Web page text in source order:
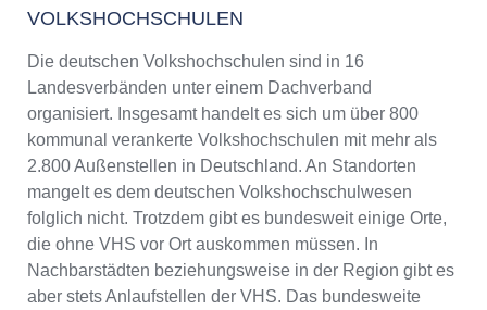
VOLKSHOCHSCHULEN
Die deutschen Volkshochschulen sind in 16
Landesverbänden unter einem Dachverband
organisiert. Insgesamt handelt es sich um über 800
kommunal verankerte Volkshochschulen mit mehr als
2.800 Außenstellen in Deutschland. An Standorten
mangelt es dem deutschen Volkshochschulwesen
folglich nicht. Trotzdem gibt es bundesweit einige Orte,
die ohne VHS vor Ort auskommen müssen. In
Nachbarstädten beziehungsweise in der Region gibt es
aber stets Anlaufstellen der VHS. Das bundesweite